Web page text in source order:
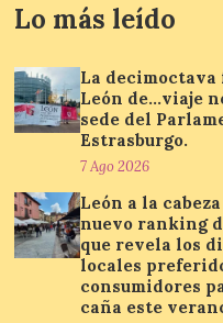
Lo más leído
La
León de…viaje
sede del
Estrasburgo.
7 Ago 2026
León a la
nuevo ranking
que revela los
locales
consumidores
caña este